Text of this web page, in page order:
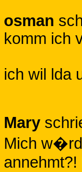
osman
komm ich
ich wil lda
Mary
Mich